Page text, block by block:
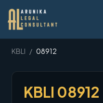
Layanan
Peraturan
KBLI
KBLI / 08912
KBLI 08912